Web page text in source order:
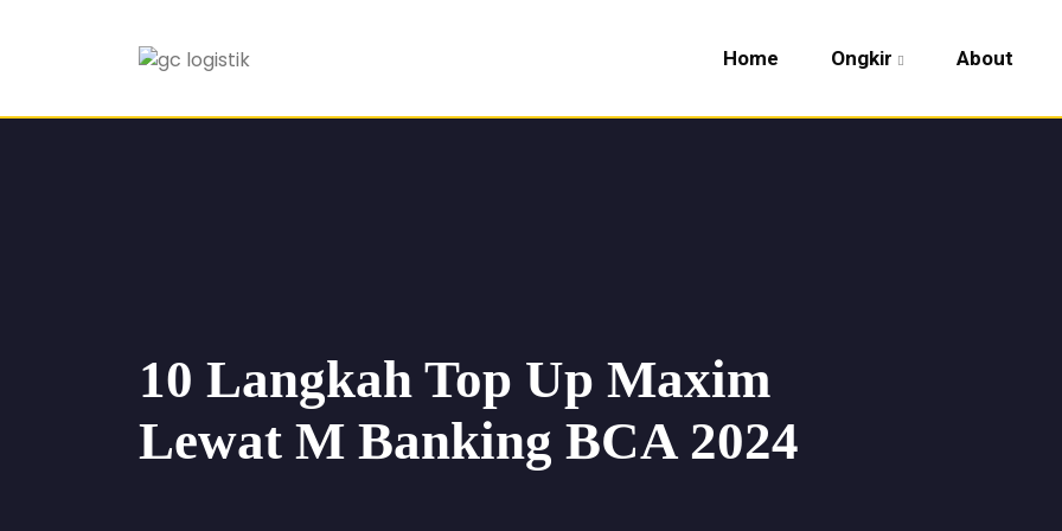
Home Ongkir About
10 Langkah Top Up Maxim
Lewat M Banking BCA 2024